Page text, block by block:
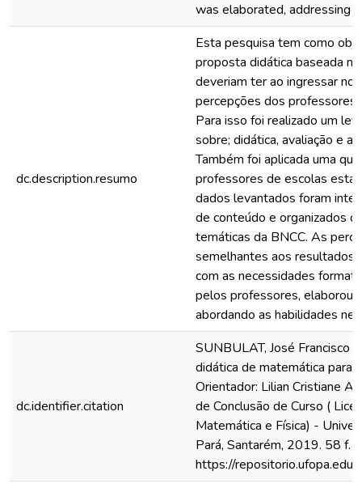
was elaborated, addressing
dc.description.resumo
Esta pesquisa tem como
proposta didática baseada
deveriam ter ao ingressar no
percepções dos professores
Para isso foi realizado um
sobre; didática, avaliação e
Também foi aplicada uma
professores de escolas
dados levantados foram
de conteúdo e organizados
temáticas da BNCC. As
semelhantes aos resultados
com as necessidades
pelos professores,
abordando as habilidades
dc.identifier.citation
SUNBULAT, José Francisco
didática de matemática para
Orientador: Lilian Cristiane
de Conclusão de Curso (
Matemática e Física) -
Pará, Santarém, 2019. 58 f.
https://